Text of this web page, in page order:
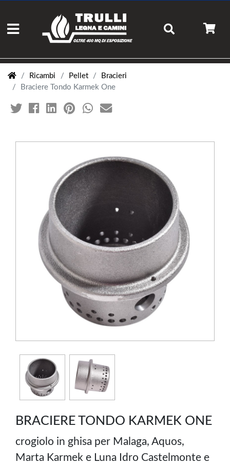
Ricambi Pellet
Bracieri
Braciere Tondo Karmek One
BRACIERE TONDO KARMEK ONE
crogiolo in ghisa per Malaga, Aquos,
Marta Karmek e Luna Idro Castelmonte e